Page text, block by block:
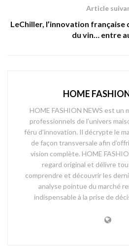
Article
LeChiller, l’innovation
du vin… entre
HOME
HOME FASHION NEWS est un
professionnels de l’univers
féru d’innovation. Il décrypte le
de façon transversale afin
vision complète. HOME
regard original et délivre
comprendre et découvrir les
analyse pointue du marché
indispensable à la prise de